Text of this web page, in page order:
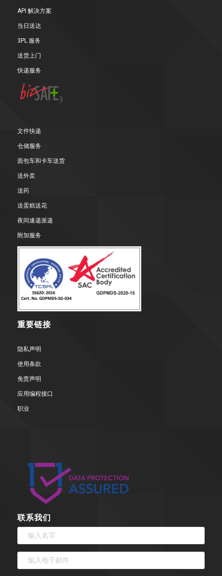
API 解决方案
当日送达
3PL 服务
送货上门
快递服务
文件快递
仓储服务
面包车和卡车送货
送外卖
送药
送蛋糕送花
夜间速递派递
附加服务
重要链接
隐私声明
使用条款
免责声明
应用编程接口
职业
联系我们